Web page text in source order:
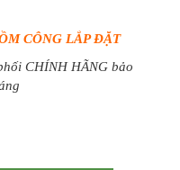
CÔNG LẮP ĐẶT
CHÍNH HÃNG bảo